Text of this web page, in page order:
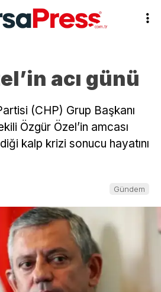
acı günü
(CHP) Grup Başkanı
Özgür Özel’in amcası
kalp krizi sonucu hayatını
Gündem